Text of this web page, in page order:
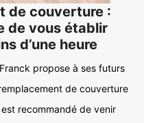
de couverture :
de vous établir
d’une heure
propose à ses futurs
de couverture
est recommandé de venir